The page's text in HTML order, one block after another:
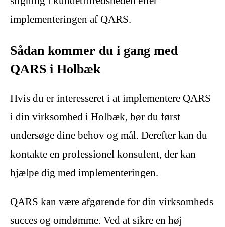
implementeringen af QARS.
Sådan kommer du i gang med
QARS i Holbæk
Hvis du er interesseret i at implementere QARS
i din virksomhed i Holbæk, bør du først
undersøge dine behov og mål. Derefter kan du
kontakte en professionel konsulent, der kan
hjælpe dig med implementeringen.
QARS kan være afgørende for din virksomheds
succes og omdømme. Ved at sikre en høj